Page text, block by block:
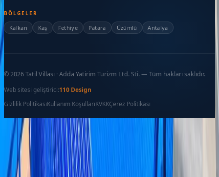
BÖLGELER
Kalkan Kaş Fethiye Patara Üzümlü Antalya
©2026Tatil Villası · Adda Yatirim Turizm Ltd. Sti. — Tüm hakları saklıdır.
Web sitesi geliştirici:110 Design
Gizlilik PolitikasıKullanım KoşullarıKVKKÇerez Politikası
Ara Favoriler İletişim